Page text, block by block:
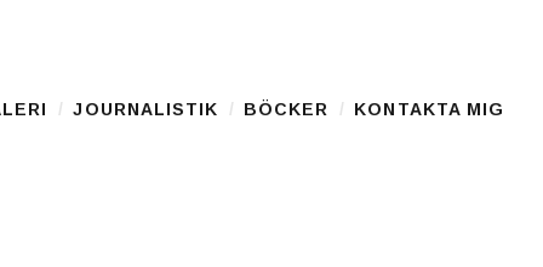
JOURNALISTIK BÖCKER KONTAKTA MIG